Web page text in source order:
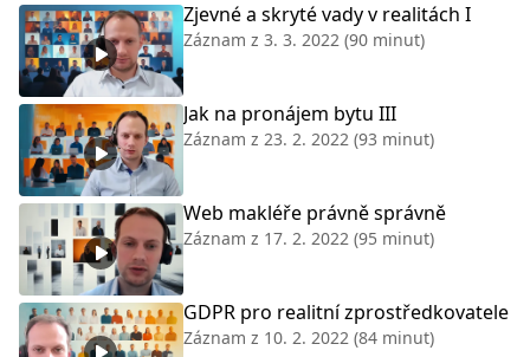
Zjevné a skryté vady v realitách I
Záznam z 3. 3. 2022 (90 minut)
Jak na pronájem bytu III
Záznam z 23. 2. 2022 (93 minut)
Web makléře právně správně
Záznam z 17. 2. 2022 (95 minut)
GDPR pro realitní zprostředkovatele
Záznam z 10. 2. 2022 (84 minut)